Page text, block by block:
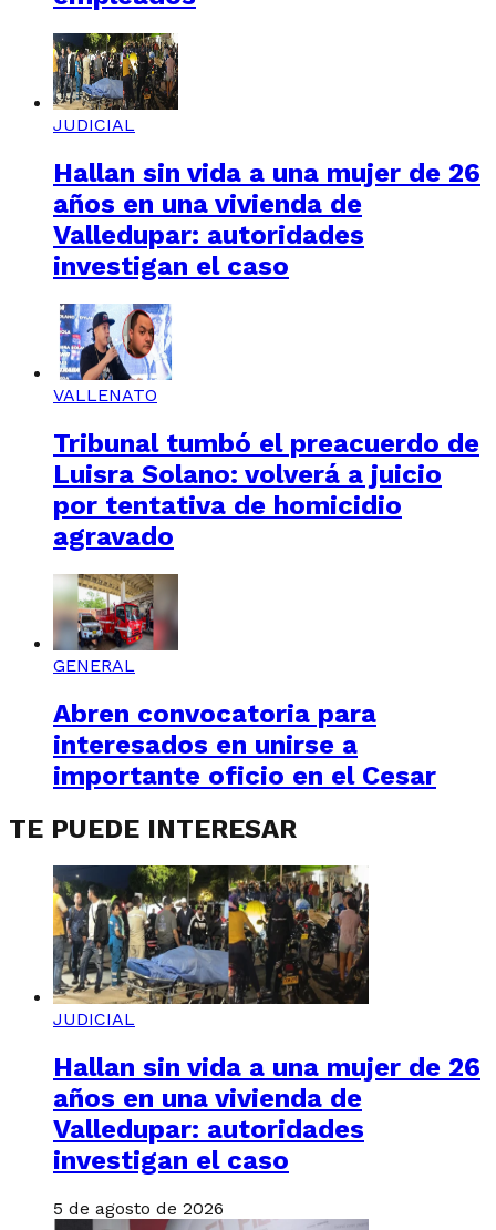
JUDICIAL
Hallan sin vida a una mujer de 26
años en una vivienda de
Valledupar: autoridades
investigan el caso
VALLENATO
Tribunal tumbó el preacuerdo de
Luisra Solano: volverá a juicio
por tentativa de homicidio
agravado
GENERAL
Abren convocatoria para
interesados en unirse a
importante oficio en el Cesar
TE PUEDE INTERESAR
JUDICIAL
Hallan sin vida a una mujer de 26
años en una vivienda de
Valledupar: autoridades
investigan el caso
5 de agosto de 2026